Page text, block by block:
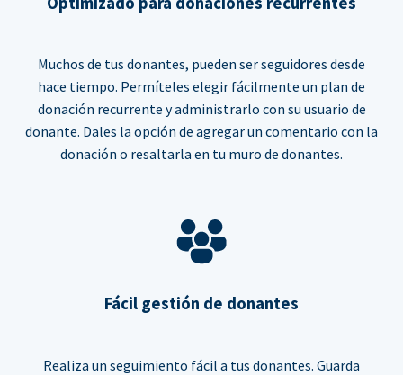
Muchos de tus donantes, pueden ser seguidores desde
hace tiempo. Permíteles elegir fácilmente un plan de
donación recurrente y administrarlo con su usuario de
donante. Dales la opción de agregar un comentario con la
donación o resaltarla en tu muro de donantes.
Fácil gestión de donantes
Realiza un seguimiento fácil a tus donantes. Guarda